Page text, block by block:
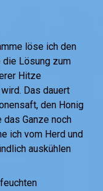
löse ich den
die Lösung zum
Hitze
Das dauert
den Honig
Ganze noch
ich vom Herd und
auskühlen